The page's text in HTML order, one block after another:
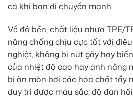
cả khi bạn di chuyển mạnh.
Về độ bền, chất liệu nhựa TPE/
năng chống chịu cực tốt với
nghiệt, không bị nứt gãy hay
của nhiệt độ cao hay ánh nắng
bị ăn mòn bởi các hóa chất tẩy
duy trì được màu sắc, độ đàn